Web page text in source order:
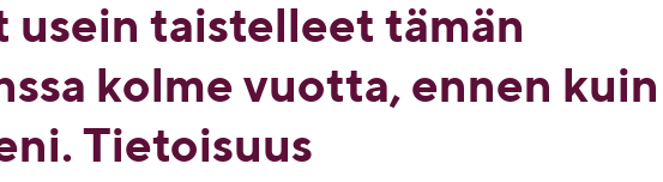
usein taistelleet tämän
kolme vuotta, ennen kuin
Tietoisuus